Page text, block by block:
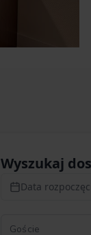
Wyszukaj
Data